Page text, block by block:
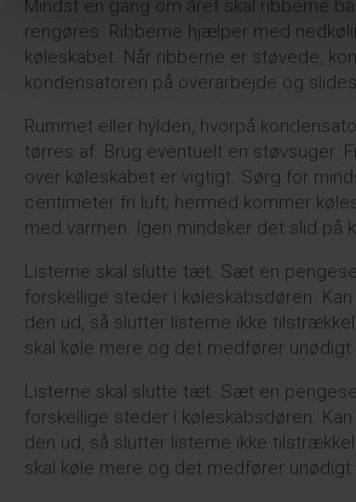
Mindst en gang om året skal ribberne
rengøres. Ribberne hjælper med
køleskabet. Når ribberne er støvede,
kondensatoren på overarbejde og
Rummet eller hylden, hvorpå
tørres af. Brug eventuelt en støvsuger.
over køleskabet er vigtigt. Sørg for
centimeter fri luft; hermed kommer
med varmen. Igen mindsker det slid på
Listerne skal slutte tæt. Sæt en
forskellige steder i køleskabsdøren.
den ud, så slutter listerne ikke
skal køle mere og det medfører unødigt
Listerne skal slutte tæt. Sæt en
forskellige steder i køleskabsdøren.
den ud, så slutter listerne ikke
skal køle mere og det medfører unødigt